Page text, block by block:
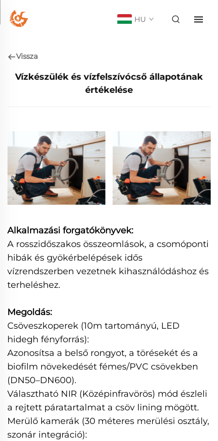
HU
Vissza
Vízkészülék és vízfelszívócső állapotának
értékelése
Alkalmazási forgatókönyvek:
A rosszidőszakos összeomlások, a csomóponti
hibák és gyökérbelépések idős
vízrendszerben vezetnek kihasználódáshoz és
terheléshez.
Megoldás:
Csöveszkoperek (10m tartományú, LED
hidegh fényforrás):
Azonosítsa a belső rongyot, a törésekét és a
biofilm növekedését fémes/PVC csövekben
(DN50–DN600).
Választható NIR (Középinfravörös) mód észleli
a rejtett páratartalmat a csöv lining mögött.
Merülő kamerák (30 méteres merülési osztály,
szonár integráció):